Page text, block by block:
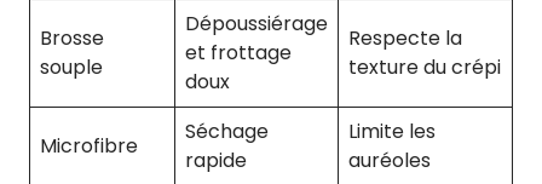
Brosse
souple
Dépoussiérage
et frottage
doux
Respecte la
texture du crépi
Microfibre
Séchage
rapide
Limite les
auréoles